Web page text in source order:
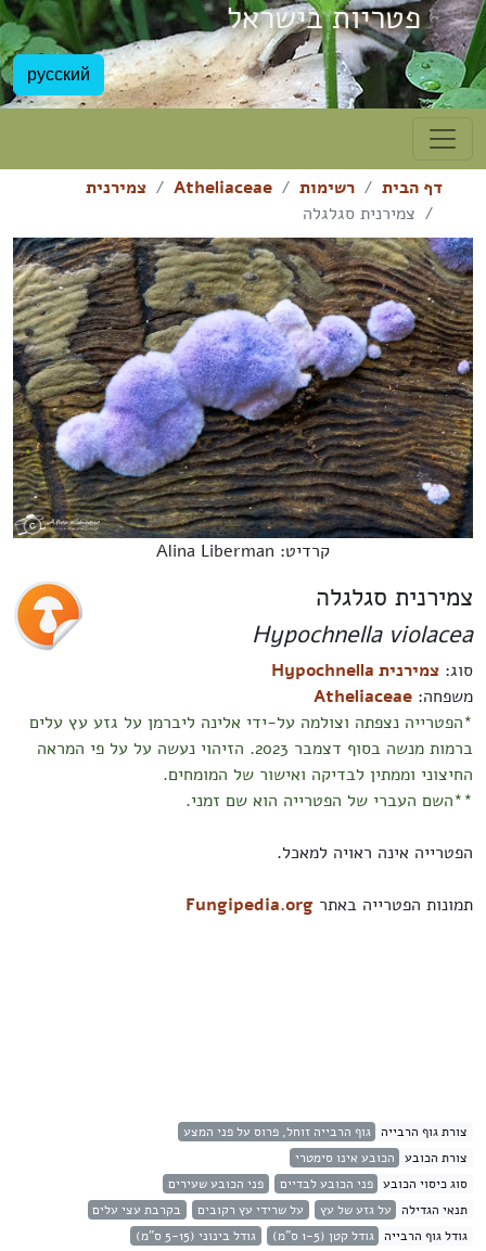
פטריות בישראל
русский
דף הבית רשימות Atheliaceae
צמירנית
צמירנית סגלגלה
קרדיט: Alina Liberman
צמירנית סגלגלה
Hypochnella violacea
סוג:צמירנית Hypochnella
משפחה:Atheliaceae
*הפטרייה נצפתה וצולמה על-ידי אלינה ליברמן על גזע עץ עלים
ברמות מנשה בסוף דצמבר 2023. הזיהוי נעשה על על פי המראה
החיצוני וממתין לבדיקה ואישור של המומחים.
**השם העברי של הפטרייה הוא שם זמני.
הפטרייה אינה ראויה למאכל.
תמונות הפטרייה באתרFungipedia.org
צורת גוף הרבייה גוף הרבייה זוחל, פרוס על פני המצע
צורת הכובע הכובע אינו סימטרי
סוג כיסוי הכובע פני הכובע לבדיים
פני הכובע שעירים
תנאי הגדילה על גזע של עץ על שרידי עץ רקובים
בקרבת עצי עלים
גודל גוף הרבייה גודל קטן (1-5 ס"מ)
גודל בינוני (5-15 ס"מ)